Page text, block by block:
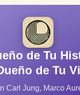
de Tu
de Tu
Carl Jung, Marco